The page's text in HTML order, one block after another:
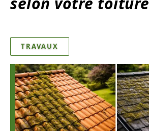
TRAVAUX